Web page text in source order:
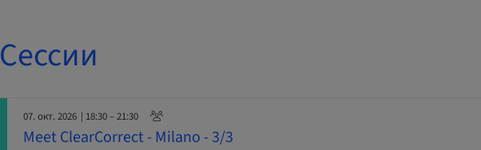
Сессии
07. окт. 2026 | 18:30 – 21:30
Meet ClearCorrect - Milano - 3/3